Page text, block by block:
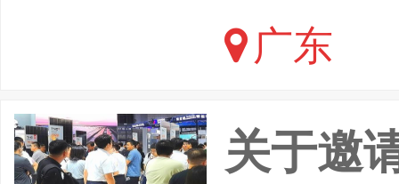
天，制
的质量
广东
关于邀